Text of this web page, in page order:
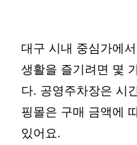
대구 시내 중심가에
생활을 즐기려면 몇
다. 공영주차장은 시
핑몰은 구매 금액에
있어요.